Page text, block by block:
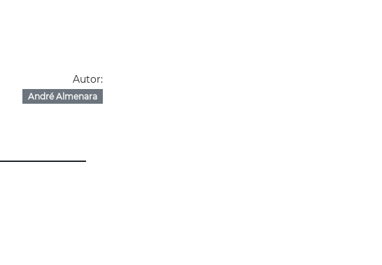
Autor:
André Almenara